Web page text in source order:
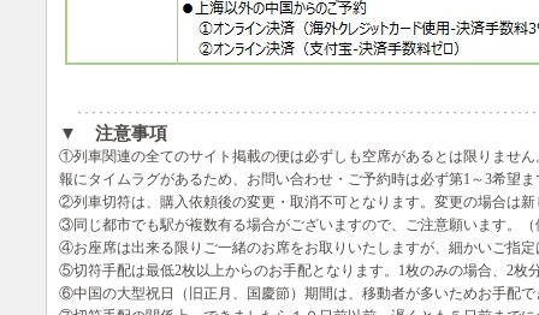
▼ 注意事項
①列車関連の全てのサイト掲載の便は必ずしも空席があるとは限りませ
報にタイムラグがあるため、お問い合わせ・ご予約時は必ず第1～3希望
②列車切符は、購入依頼後の変更・取消不可となります。変更の場合は
③同じ都市でも駅が複数有る場合がございますので、ご注意願います。
④お座席は出来る限りご一緒のお席をお取りいたしますが、細かいご指
⑤切符手配は最低2枚以上からのお手配となります。1枚のみの場合、2枚
⑥中国の大型祝日（旧正月、国慶節）期間は、移動者が多いためお手配